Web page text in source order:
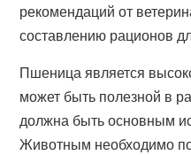
рекомендаций от
составлению рационов
Пшеница является
может быть полезной в
должна быть основным
Животным необходимо